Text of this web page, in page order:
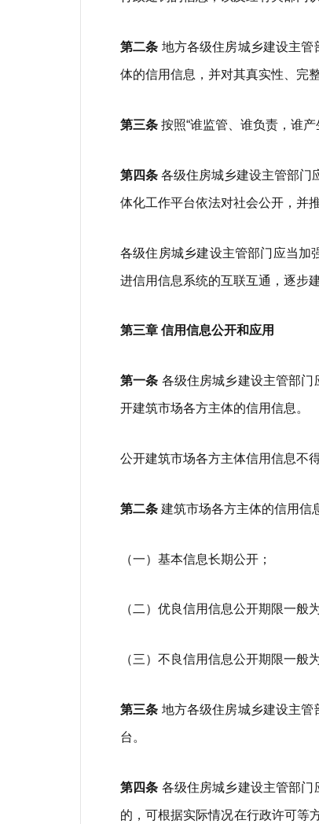
第二条 地方各级住房城乡建设主
体的信用信息，并对其真实性、完
第三条 按照“谁监管、谁负责，谁
第四条 各级住房城乡建设主管部门
体化工作平台依法对社会公开，并
各级住房城乡建设主管部门应当加
进信用信息系统的互联互通，逐步
第三章 信用信息公开和应用
第一条 各级住房城乡建设主管部
开建筑市场各方主体的信用信息。
公开建筑市场各方主体信用信息不
第二条 建筑市场各方主体的信用信
（一）基本信息长期公开；
（二）优良信用信息公开期限一般
（三）不良信用信息公开期限一般
第三条 地方各级住房城乡建设主
台。
第四条 各级住房城乡建设主管部
的，可根据实际情况在行政许可等